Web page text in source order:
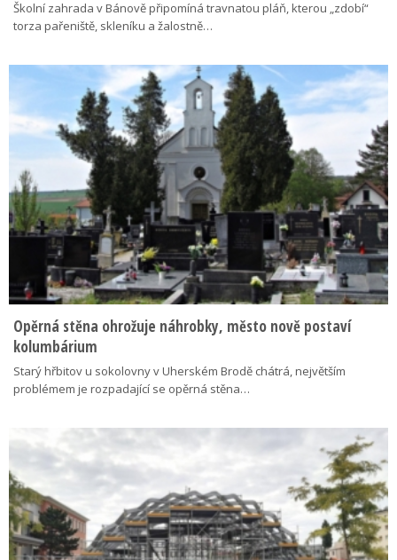
Školní zahrada v Bánově připomíná travnatou pláň, kterou „zdobí“
torza pařeniště, skleníku a žalostně…
Opěrná stěna ohrožuje náhrobky, město nově postaví
kolumbárium
Starý hřbitov u sokolovny v Uherském Brodě chátrá, největším
problémem je rozpadající se opěrná stěna…